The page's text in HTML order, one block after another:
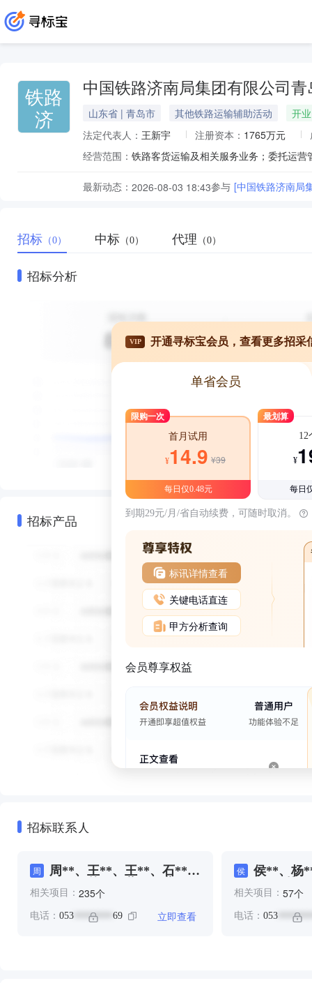
铁路
济
中国铁路济南局集团有限公司青
山东省 | 青岛市 其他铁路运输辅助活动
开业
法定代表人： 王新宇 注册资本： 1765万元
经营范围：
最新动态： 2026-08-03 18:43参与 [中国铁路济南局
招标 （0） 中标 （0） 代理 （0）
招标分析
招标产品
VIP 开通寻标宝会员，查看更多招采
单省会员
限购一次
首月试用
¥14.9 ¥39
每日仅0.48元
最划算
12
¥
每日
到期29元/月/省自动续费，可随时取消。
标讯详情查看
关键电话直连
甲方分析查询
会员尊享权益
招标联系人
周
周**、王**、王**、石**、
董**、许**、赵**、邢**、
相关项目： 235个
电话： 053 ******** 69 立即查看
侯
侯**、杨
相关项目： 57个
电话： 053